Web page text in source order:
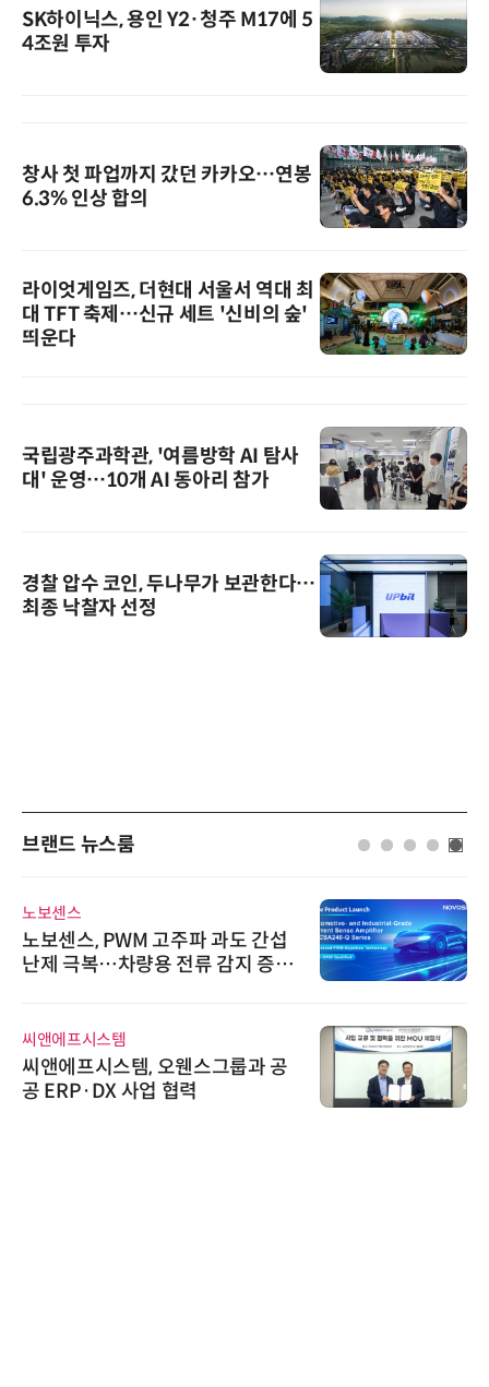
SK하이닉스, 용인 Y2·청주 M17에 5
4조원 투자
창사 첫 파업까지 갔던 카카오…연봉
6.3% 인상 합의
라이엇게임즈, 더현대 서울서 역대 최
대 TFT 축제…신규 세트 '신비의 숲'
띄운다
국립광주과학관, '여름방학 AI 탐사
대' 운영…10개 AI 동아리 참가
경찰 압수 코인, 두나무가 보관한다…
최종 낙찰자 선정
브랜드 뉴스룸
노보센스
노보센스, PWM 고주파 과도 간섭
난제 극복…차량용 전류 감지 증폭
씨앤에프시스템
씨앤에프시스템, 오웬스그룹과 공
공 ERP·DX 사업 협력